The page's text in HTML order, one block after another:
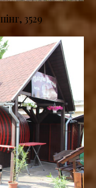
3529